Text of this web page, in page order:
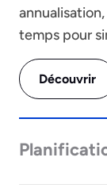
temps pour
Découvrir